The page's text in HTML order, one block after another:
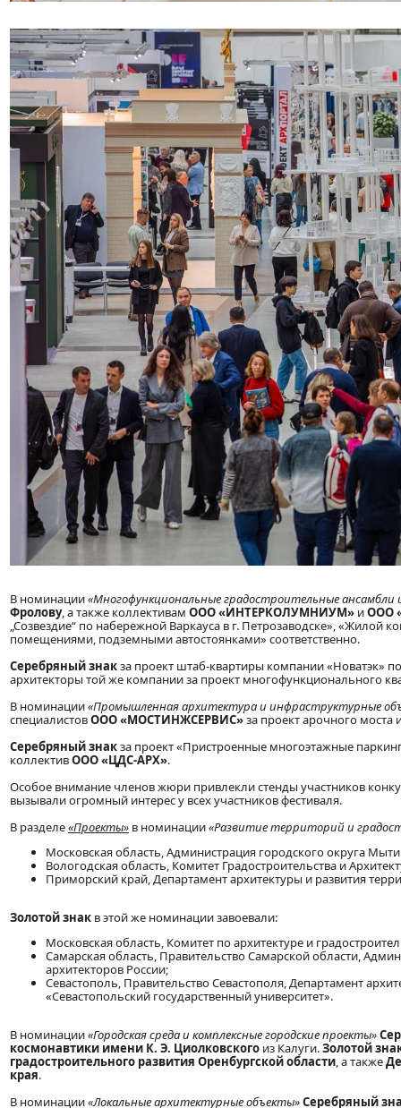
В номинации«Многофункциональные градостроительные ансамбли
Фролову, а также коллективам ООО «ИНТЕРКОЛУМНИУМ» иООО
„Созвездие“ по набережной Варкауса в г. Петрозаводске»,
помещениями, подземными автостоянками» соответственно.
Серебряный знакза проект штаб-квартиры компании «Новатэк»
архитекторы той же компании за проект многофункционального
В номинации«Промышленная архитектура и инфраструктурные
специалистовООО «МОСТИНЖСЕРВИС»за проект арочного моста
Серебряный знакза проект «Пристроенные многоэтажные
коллективООО «ЦДС-АРХ».
Особое внимание членов жюри привлекли стенды участников
вызывали огромный интерес у всех участников фестиваля.
В разделе«Проекты» в номинации«Развитие территорий и
Московская область, Администрация городского округа
Вологодская область, Комитет Градостроительства и
Приморский край, Департамент архитектуры и развития
Золотой знак в этой же номинации завоевали:
Московская область, Комитет по архитектуре и
Самарская область, Правительство Самарской области,
архитекторов России;
Севастополь, Правительство Севастополя, Департамент
«Севастопольский государственный университет».
В номинации«Городская среда и комплексные городские проекты»
космонавтики имени К. Э. Циолковского из Калуги.Золотой
градостроительного развития Оренбургской области, а также
края.
В номинации«Локальные архитектурные объекты»Серебряный